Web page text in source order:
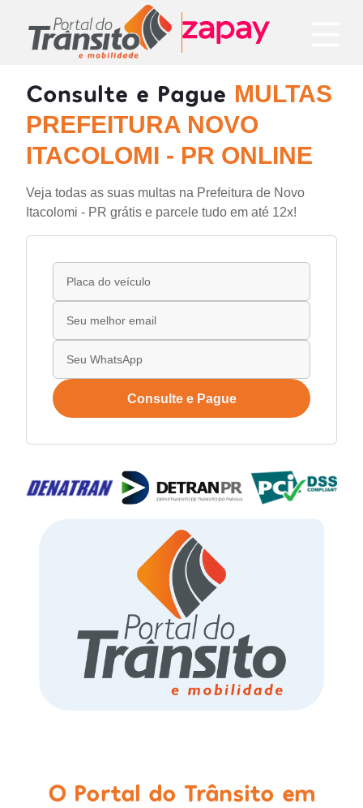
Consulte e Pague MULTAS
PREFEITURA NOVO
ITACOLOMI - PR ONLINE
Veja todas as suas multas na Prefeitura de Novo
Itacolomi - PR grátis e parcele tudo em até 12x!
Consulte e Pague
O Portal do Trânsito em